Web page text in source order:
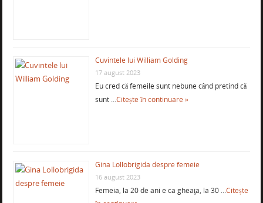
Cuvintele lui William Golding
17 august 2023
Eu cred că femeile sunt nebune când pretind că
sunt …Citește în continuare »
Gina Lollobrigida despre femeie
16 august 2023
Femeia, la 20 de ani e ca gheaţa, la 30 …Citește